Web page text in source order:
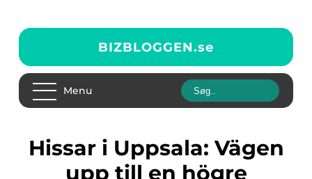
BIZBLOGGEN.se
Menu
Hissar i Uppsala: Vägen
upp till en högre